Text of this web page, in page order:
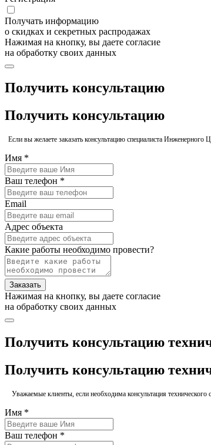
Получать информацию
о скидках и секретных распродажах
Нажимая на кнопку, вы даете согласие
на обработку своих данных
Получить консультацию
Получить консультацию
Если вы желаете заказать консультацию специалиста
Имя *
Ваш телефон *
Email
Адрес объекта
Какие работы необходимо провести?
Заказать
Нажимая на кнопку, вы даете согласие
на обработку своих данных
Получить консультацию
Получить консультацию
Уважаемые клиенты, если необходима консультация
Имя *
Ваш телефон *